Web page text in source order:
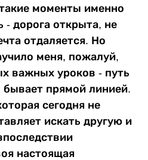
моменты именно
- дорога открыта, не
отдаляется. Но
меня, пожалуй,
важных уроков - путь
бывает прямой линией.
сегодня не
искать другую и
настоящая